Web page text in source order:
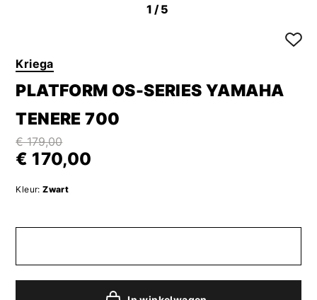
1 /5
Kriega
PLATFORM OS-SERIES YAMAHA
TENERE 700
€ 179,00
€ 170,00
Kleur: Zwart